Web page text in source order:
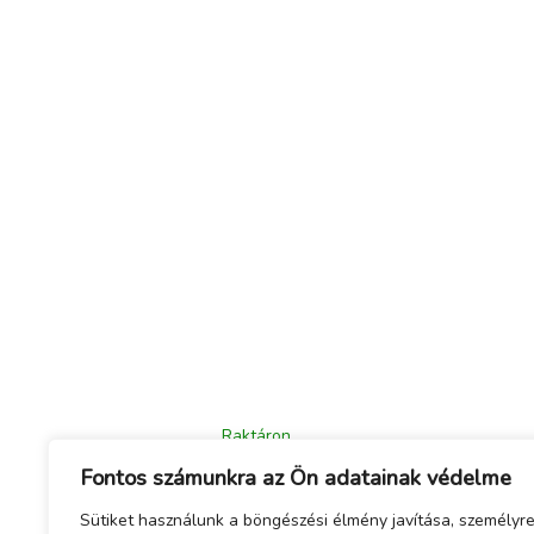
Fontos számunkra az Ön adatainak védelme
Sütiket használunk a böngészési élmény javítása, személyre
Raktáron
Balkonláda, Jersey, 50 cm, szürke
2 200Ft